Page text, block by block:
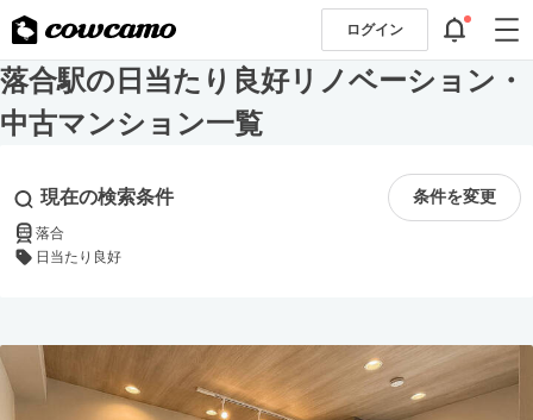
ログイン
落合駅の日当たり良好リノベーション・
中古マンション一覧
現在の検索条件 条件を変更
落合
日当たり良好